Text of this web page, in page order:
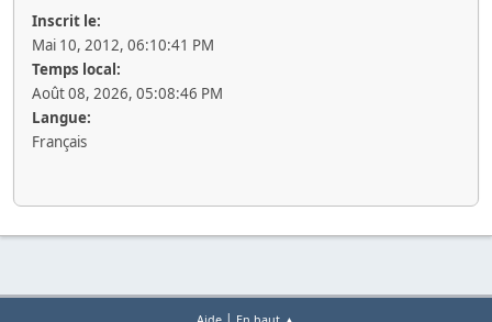
Inscrit le:
Mai 10, 2012, 06:10:41 PM
Temps local:
Août 08, 2026, 05:08:46 PM
Langue:
Français